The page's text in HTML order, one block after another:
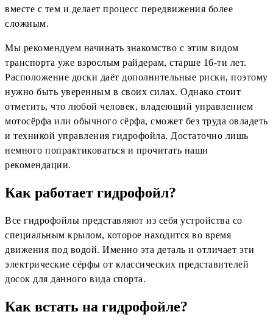
вместе с тем и делает процесс передвижения более
сложным.
Мы рекомендуем начинать знакомство с этим видом
транспорта уже взрослым райдерам, старше 16-ти лет.
Расположение доски даёт дополнительные риски, поэтому
нужно быть уверенным в своих силах. Однако стоит
отметить, что любой человек, владеющий управлением
мотосёрфа или обычного сёрфа, сможет без труда овладеть
и техникой управления гидрофойла. Достаточно лишь
немного попрактиковаться и прочитать наши
рекомендации.
Как работает гидрофойл?
Все гидрофойлы представляют из себя устройства со
специальным крылом, которое находится во время
движения под водой. Именно эта деталь и отличает эти
электрические сёрфы от классических представителей
досок для данного вида спорта.
Как встать на гидрофойле?